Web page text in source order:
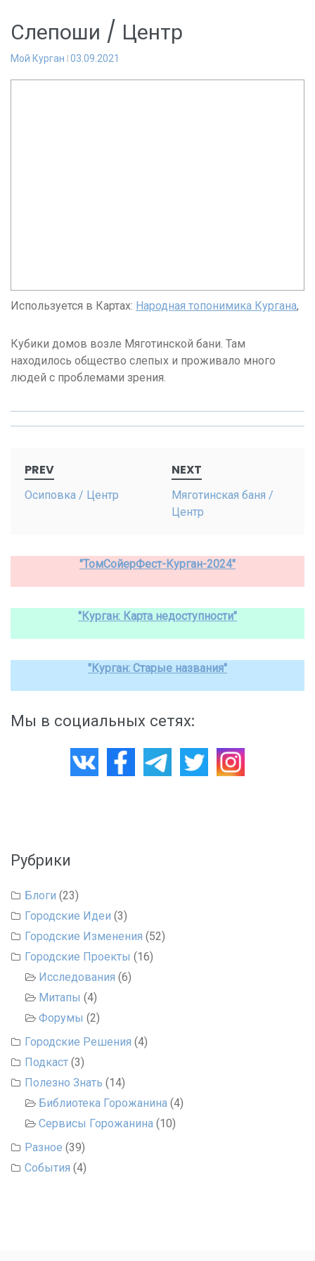
Слепоши / Центр
Мой Курган 03.09.2021
Используется в Картах: Народная топонимика Кургана,
Кубики домов возле Мяготинской бани. Там
находилось общество слепых и проживало много
людей с проблемами зрения.
navigation
PREV
Осиповка / Центр
NEXT
Мяготинская баня /
Центр
"ТомСойерФест-Курган-2024"
"Курган: Карта недоступности"
"Курган: Старые названия"
Мы в социальных сетях:
Рубрики
Блоги (23)
Городские Идеи (3)
Городские Изменения (52)
Городские Проекты (16)
Исследования (6)
Митапы (4)
Форумы (2)
Городские Решения (4)
Подкаст (3)
Полезно Знать (14)
Библиотека Горожанина (4)
Сервисы Горожанина (10)
Разное (39)
События (4)